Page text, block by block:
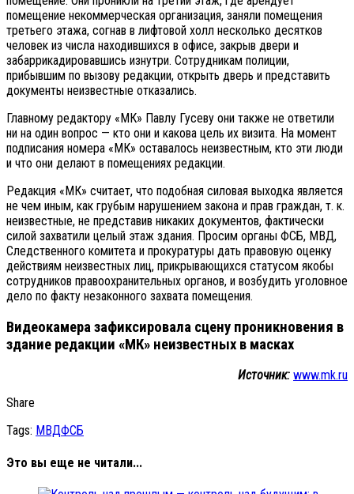
помещение некоммерческая организация, заняли помещения
третьего этажа, согнав в лифтовой холл несколько десятков
человек из числа находившихся в офисе, закрыв двери и
забаррикадировавшись изнутри. Сотрудникам полиции,
прибывшим по вызову редакции, открыть дверь и представить
документы неизвестные отказались.
Главному редактору «МК» Павлу Гусеву они также не ответили
ни на один вопрос — кто они и какова цель их визита. На момент
подписания номера «МК» оставалось неизвестным, кто эти люди
и что они делают в помещениях редакции.
Редакция «МК» считает, что подобная силовая выходка является
не чем иным, как грубым нарушением закона и прав граждан, т. к.
неизвестные, не представив никаких документов, фактически
силой захватили целый этаж здания. Просим органы ФСБ, МВД,
Следственного комитета и прокуратуры дать правовую оценку
действиям неизвестных лиц, прикрывающихся статусом якобы
сотрудников правоохранительных органов, и возбудить уголовное
дело по факту незаконного захвата помещения.
Видеокамера зафиксировала сцену проникновения в
здание редакции «МК» неизвестных в масках
Источник: www.mk.ru
Share
Tags: МВДФСБ
Это вы еще не читали...